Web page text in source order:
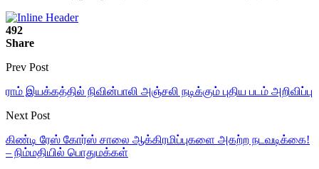
492
Share
Prev Post
ராம் இயக்கத்தில் நிவின்பாலி அஞ்சலி நடிக்கும் புதிய படம் அறிவிப்பு
Next Post
கிண்டி ரேஸ் கோர்ஸ் சாலை ஆக்கிரமிப்புகளை அகற்ற நடவடிக்கை!
– நிம்மதியில் பொதுமக்கள்